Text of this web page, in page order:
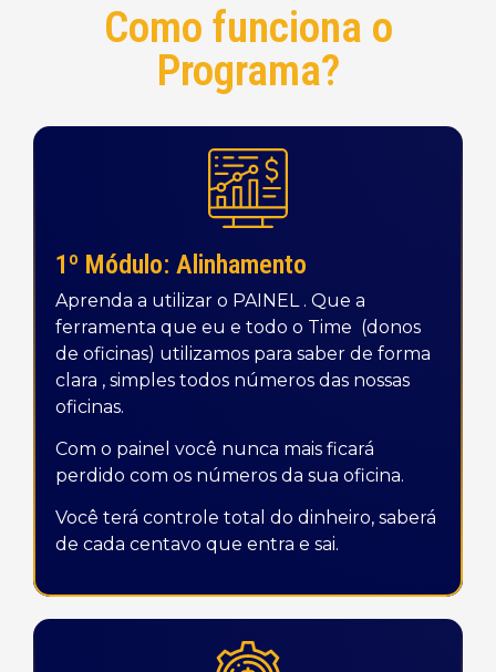
Como funciona o
Programa?
1º Módulo: Alinhamento
Aprenda a utilizar o PAINEL . Que a
ferramenta que eu e todo o Time (donos
de oficinas) utilizamos para saber de forma
clara , simples todos números das nossas
oficinas.
Com o painel você nunca mais ficará
perdido com os números da sua oficina.
Você terá controle total do dinheiro, saberá
de cada centavo que entra e sai.